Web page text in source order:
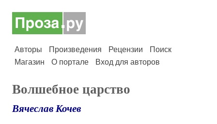
Авторы Произведения Рецензии
Поиск
Магазин
О портале Вход для авторов
Волшебное царство
Вячеслав Кочев